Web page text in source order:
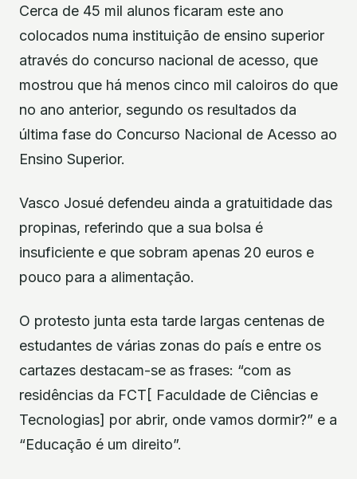
Cerca de 45 mil alunos ficaram este ano
colocados numa instituição de ensino superior
através do concurso nacional de acesso, que
mostrou que há menos cinco mil caloiros do que
no ano anterior, segundo os resultados da
última fase do Concurso Nacional de Acesso ao
Ensino Superior.
Vasco Josué defendeu ainda a gratuitidade das
propinas, referindo que a sua bolsa é
insuficiente e que sobram apenas 20 euros e
pouco para a alimentação.
O protesto junta esta tarde largas centenas de
estudantes de várias zonas do país e entre os
cartazes destacam-se as frases: “com as
residências da FCT[ Faculdade de Ciências e
Tecnologias] por abrir, onde vamos dormir?” e a
“Educação é um direito”.